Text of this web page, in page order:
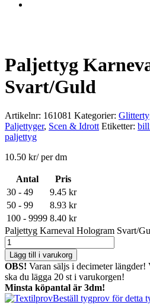
Paljettyg
Svart/Guld
Artikelnr: 161081 Kategorier:
Paljettyger, Scen & Idrott Etiketter:
paljettyg
10.50 kr/ per dm
Antal
Pris
30 - 49
9.45 kr
50 - 99
8.93 kr
100 - 9999 8.40 kr
Paljettyg Karneval Hologram Svart/
Lägg till i varukorg
OBS! Varan säljs i decimeter
ska du lägga 20 st i varukorgen!
Minsta köpantal är 3dm!
Beställ tygprov för detta